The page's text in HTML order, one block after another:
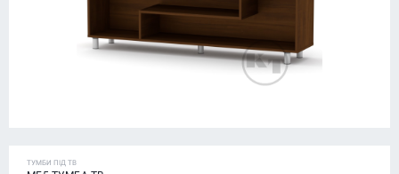
ТУМБИ ПІД ТВ